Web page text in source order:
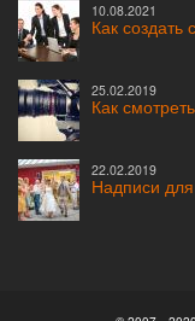
10.08.2021
Как
25.02.2019
Как
22.02.2019
Надписи